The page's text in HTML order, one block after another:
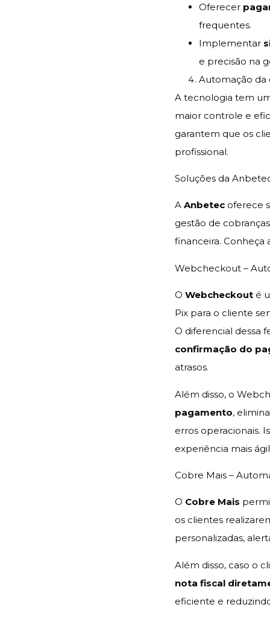
Oferecer
frequentes.
Implementar
e precisão na
Automação da
A tecnologia tem
maior controle e
garantem que os
profissional.
Soluções da
AAnbetec oferece
gestão de
financeira. Conheça
Webcheckout –
OWebcheckout é
Pix para o cliente
O diferencial dessa
confirmação do
atrasos.
Além disso, o
pagamento,
erros operacionais.
experiência mais
Cobre Mais –
O Cobre Mais
os clientes
personalizadas,
Além disso, caso o
nota fiscal
eficiente e